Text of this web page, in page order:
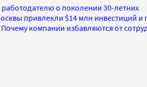
работодателю о поколении 30-летних
привлекли $14 млн инвестиций и
компании избавляются от